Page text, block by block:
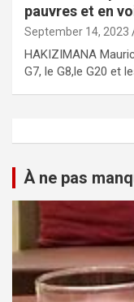
pauvres et en
September 14, 2023
HAKIZIMANA
G7, le G8,le G20 et
À ne pas